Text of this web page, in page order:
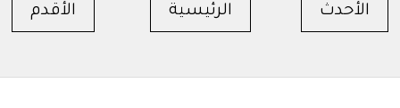
الأحدث الأقدم الرئيسية